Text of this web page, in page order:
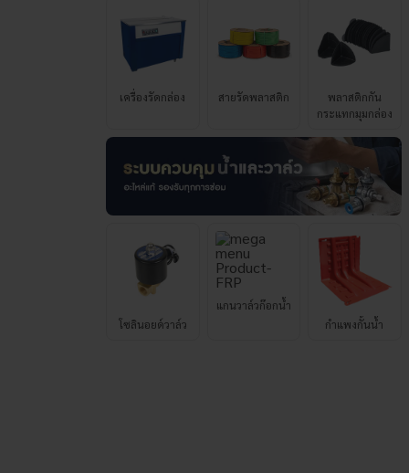
เครื่องรัดกล่อง สายรัดพลาสติก
พลาสติกกัน
กระแทกมุมกล่อง
โซลินอยด์วาล์ว
แกนวาล์วก๊อกน้ำ
กำแพงกั้นน้ำ